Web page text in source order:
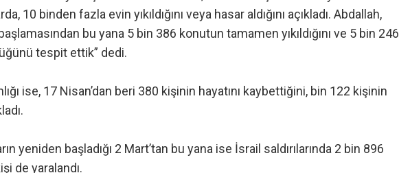
10 binden fazla evin yıkıldığını veya hasar aldığını açıkladı. Abdallah,
bu yana 5 bin 386 konutun tamamen yıkıldığını ve 5 bin 246
tespit ettik” dedi.
ise, 17 Nisan’dan beri 380 kişinin hayatını kaybettiğini, bin 122 kişinin
yeniden başladığı 2 Mart’tan bu yana ise İsrail saldırılarında 2 bin 896
de yaralandı.